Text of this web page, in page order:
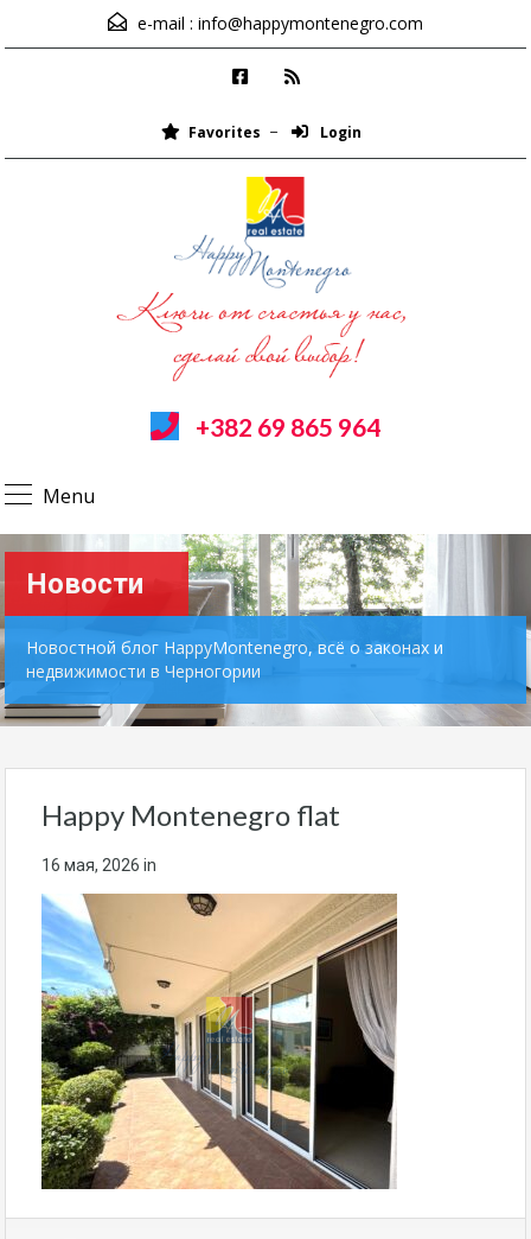
e-mail : info@happymontenegro.com
Favorites Login
+382 69 865 964
Menu
Новости
Новостной блог HappyMontenegro, всё о законах и
недвижимости в Черногории
Happy Montenegro flat
16 мая, 2026 in